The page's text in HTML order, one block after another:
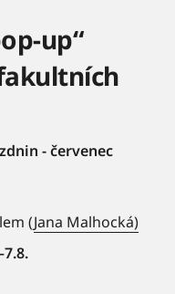
up“
- červenec
(Jana Malhocká)